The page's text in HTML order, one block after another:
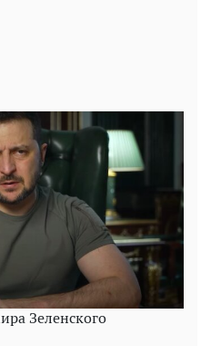
Зеленского